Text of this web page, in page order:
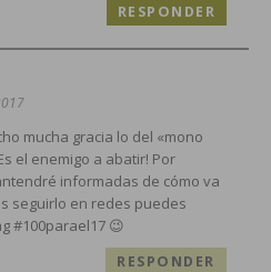
RESPONDER
mucha gracia lo del «mono
el enemigo a abatir! Por
informadas de cómo va
seguirlo en redes puedes
#100parael17 😉
RESPONDER